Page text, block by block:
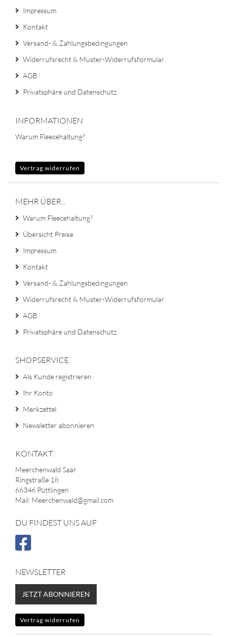
Impressum
Kontakt
Versand- & Zahlungsbedingungen
Widerrufsrecht & Muster-Widerrufsformular
AGB
Privatsphäre und Datenschutz
INFORMATIONEN
Warum Fleecehaltung?
Vertrag widerrufen
MEHR ÜBER...
Warum Fleecehaltung?
Übersicht Preise
Impressum
Kontakt
Versand- & Zahlungsbedingungen
Widerrufsrecht & Muster-Widerrufsformular
AGB
Privatsphäre und Datenschutz
SHOPSERVICE
Als Kunde registrieren
Ihr Konto
Merkzettel
Newsletter abonnieren
KONTAKT
Meerchenwald Saar
Ringstraße 18
66346 Püttlingen
Mail: Meerchenwald@gmail.com
DU FINDEST UNS AUF
NEWSLETTER
JETZT ABONNIEREN
Vertrag widerrufen